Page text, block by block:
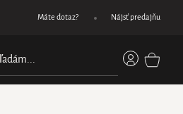
Darček pri nákupe nad 45 €
Máte dotaz? Nájsť predajňu